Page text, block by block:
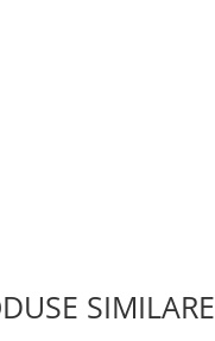
SIMILARE